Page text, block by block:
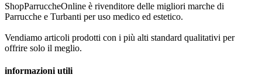
ShopParruccheOnline è rivenditore delle migliori marche di
Parrucche e Turbanti per uso medico ed estetico.
Vendiamo articoli prodotti con i più alti standard qualitativi per
offrire solo il meglio.
informazioni utili